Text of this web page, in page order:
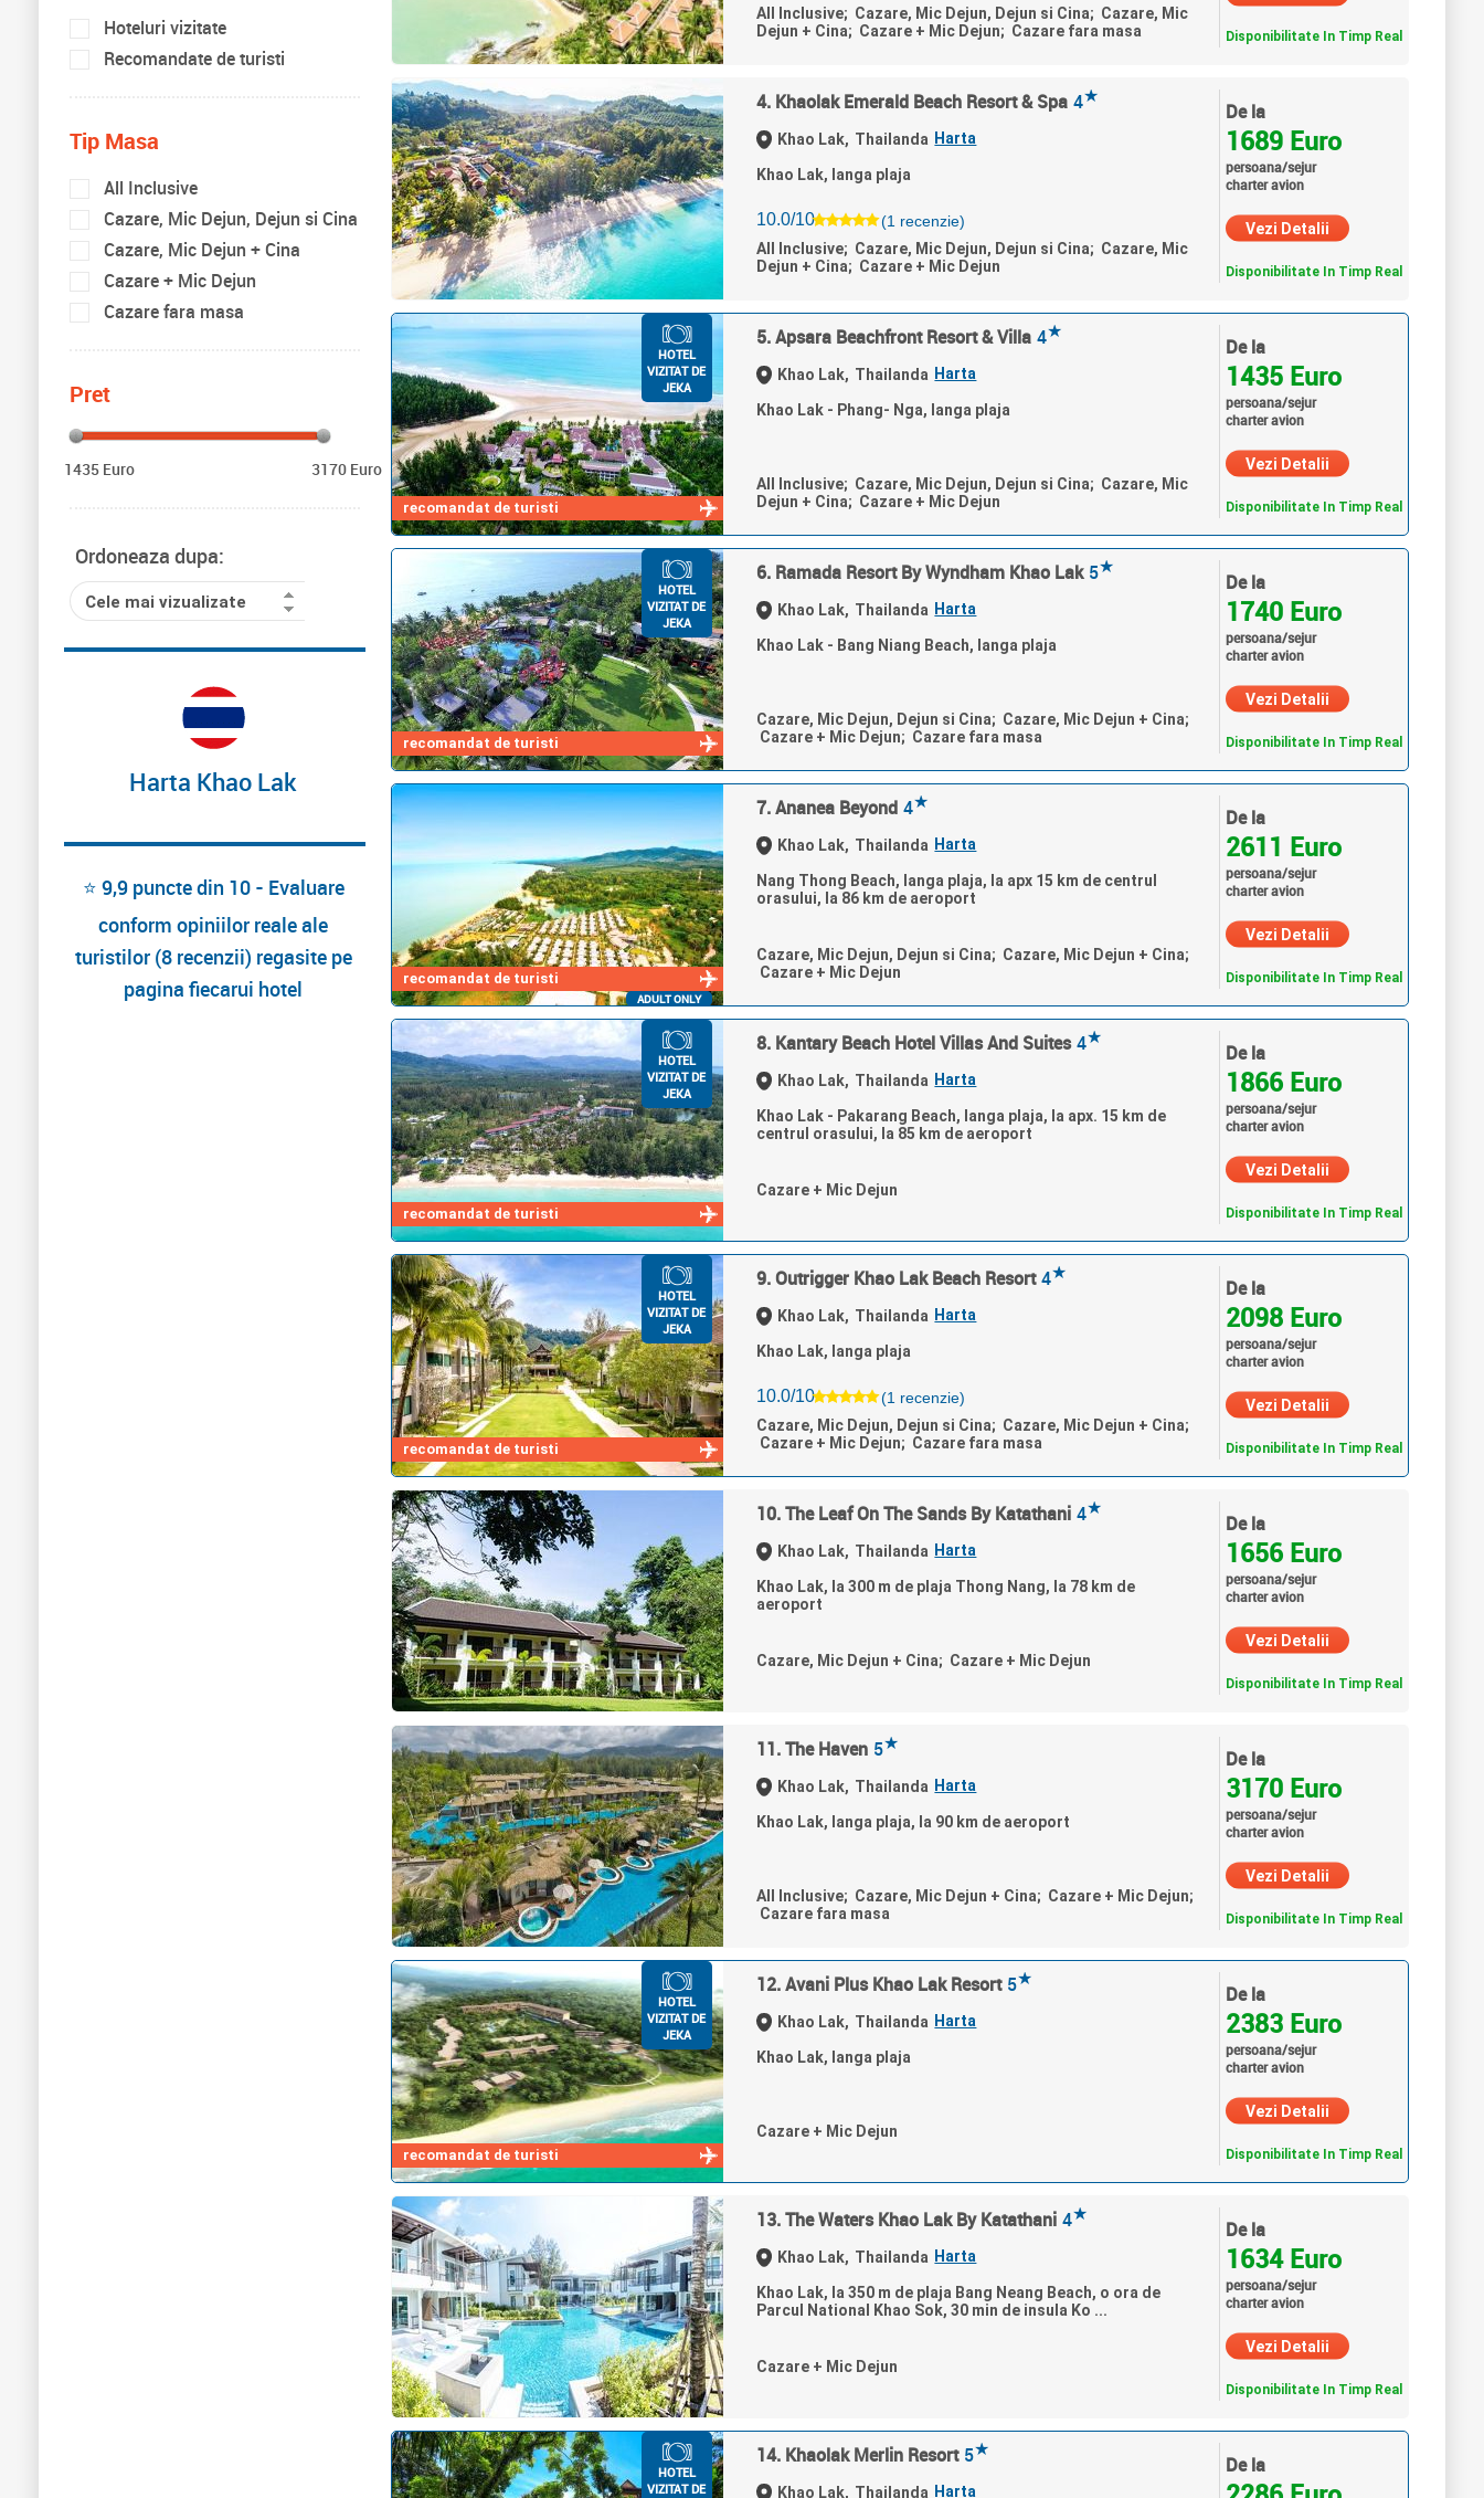
Disponibilitate In Timp Real
All Inclusive; Cazare, Mic Dejun, Dejun si Cina; Cazare, Mic
Dejun + Cina; Cazare + Mic Dejun; Cazare fara masa
De la
1689 Euro
persoana/sejur
charter avion
Vezi Detalii
Disponibilitate In Timp Real
4. Khaolak Emerald Beach Resort & Spa 4★
Khao Lak, Thailanda Harta
Khao Lak, langa plaja
10.0/10
(1 recenzie)
All Inclusive; Cazare, Mic Dejun, Dejun si Cina; Cazare, Mic
Dejun + Cina; Cazare + Mic Dejun
recomandat de turisti
HOTEL
VIZITAT DE
JEKA
De la
1435 Euro
persoana/sejur
charter avion
Vezi Detalii
Disponibilitate In Timp Real
5. Apsara Beachfront Resort & Villa 4★
Khao Lak, Thailanda Harta
Khao Lak - Phang- Nga, langa plaja
All Inclusive; Cazare, Mic Dejun, Dejun si Cina; Cazare, Mic
Dejun + Cina; Cazare + Mic Dejun
recomandat de turisti
HOTEL
VIZITAT DE
JEKA
De la
1740 Euro
persoana/sejur
charter avion
Vezi Detalii
Disponibilitate In Timp Real
6. Ramada Resort By Wyndham Khao Lak 5★
Khao Lak, Thailanda Harta
Khao Lak - Bang Niang Beach, langa plaja
Cazare, Mic Dejun, Dejun si Cina; Cazare, Mic Dejun + Cina;
Cazare + Mic Dejun; Cazare fara masa
recomandat de turisti
ADULT ONLY
De la
2611 Euro
persoana/sejur
charter avion
Vezi Detalii
Disponibilitate In Timp Real
7. Ananea Beyond 4★
Khao Lak, Thailanda Harta
Nang Thong Beach, langa plaja, la apx 15 km de centrul
orasului, la 86 km de aeroport
Cazare, Mic Dejun, Dejun si Cina; Cazare, Mic Dejun + Cina;
Cazare + Mic Dejun
recomandat de turisti
HOTEL
VIZITAT DE
JEKA
De la
1866 Euro
persoana/sejur
charter avion
Vezi Detalii
Disponibilitate In Timp Real
8. Kantary Beach Hotel Villas And Suites 4★
Khao Lak, Thailanda Harta
Khao Lak - Pakarang Beach, langa plaja, la apx. 15 km de
centrul orasului, la 85 km de aeroport
Cazare + Mic Dejun
recomandat de turisti
HOTEL
VIZITAT DE
JEKA
De la
2098 Euro
persoana/sejur
charter avion
Vezi Detalii
Disponibilitate In Timp Real
9. Outrigger Khao Lak Beach Resort 4★
Khao Lak, Thailanda Harta
Khao Lak, langa plaja
10.0/10
(1 recenzie)
Cazare, Mic Dejun, Dejun si Cina; Cazare, Mic Dejun + Cina;
Cazare + Mic Dejun; Cazare fara masa
De la
1656 Euro
persoana/sejur
charter avion
Vezi Detalii
Disponibilitate In Timp Real
10. The Leaf On The Sands By Katathani 4★
Khao Lak, Thailanda Harta
Khao Lak, la 300 m de plaja Thong Nang, la 78 km de
aeroport
Cazare, Mic Dejun + Cina; Cazare + Mic Dejun
De la
3170 Euro
persoana/sejur
charter avion
Vezi Detalii
Disponibilitate In Timp Real
11. The Haven 5★
Khao Lak, Thailanda Harta
Khao Lak, langa plaja, la 90 km de aeroport
All Inclusive; Cazare, Mic Dejun + Cina; Cazare + Mic Dejun;
Cazare fara masa
recomandat de turisti
HOTEL
VIZITAT DE
JEKA
De la
2383 Euro
persoana/sejur
charter avion
Vezi Detalii
Disponibilitate In Timp Real
12. Avani Plus Khao Lak Resort 5★
Khao Lak, Thailanda Harta
Khao Lak, langa plaja
Cazare + Mic Dejun
De la
1634 Euro
persoana/sejur
charter avion
Vezi Detalii
Disponibilitate In Timp Real
13. The Waters Khao Lak By Katathani 4★
Khao Lak, Thailanda Harta
Khao Lak, la 350 m de plaja Bang Neang Beach, o ora de
Parcul National Khao Sok, 30 min de insula Ko ...
Cazare + Mic Dejun
HOTEL
VIZITAT DE
De la
14. Khaolak Merlin Resort 5★
Khao Lak, Thailanda Harta
Hoteluri vizitate
Recomandate de turisti
Tip Masa
All Inclusive
Cazare, Mic Dejun, Dejun si Cina
Cazare, Mic Dejun + Cina
Cazare + Mic Dejun
Cazare fara masa
Pret
1435 Euro 3170 Euro
Ordoneaza dupa:
Cele mai vizualizate
Harta Khao Lak
⭐ 9,9 puncte din 10 - Evaluare
conform opiniilor reale ale
turistilor (8 recenzii) regasite pe
pagina fiecarui hotel